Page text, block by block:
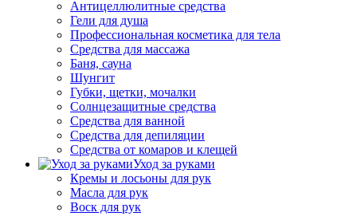
Антицеллюлитные средства
Гели для душа
Профессиональная косметика для тела
Средства для массажа
Баня, сауна
Шунгит
Губки, щетки, мочалки
Солнцезащитные средства
Средства для ванной
Средства для депиляции
Средства от комаров и клещей
Уход за руками
Кремы и лосьоны для рук
Масла для рук
Воск для рук